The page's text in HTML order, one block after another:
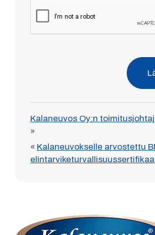
Kalaneuvos Oy:n
»
« Kalaneuvokselle arvostettu